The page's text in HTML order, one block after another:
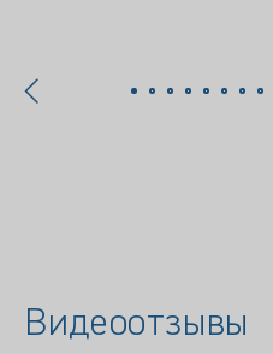
Видеоотзывы